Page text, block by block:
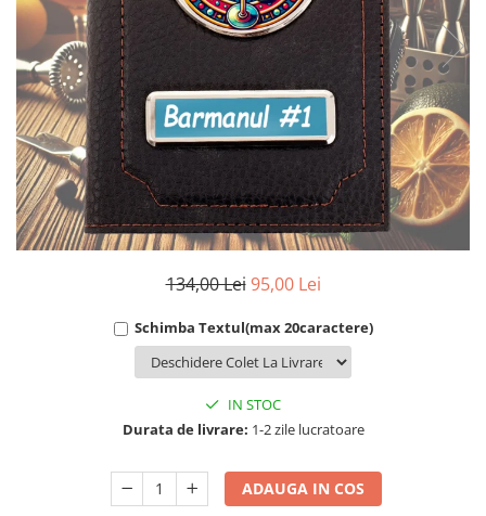
Cadouri Fiu/Fiică
Cadouri Bunici
Cadouri Cumnați
Cadouri Pisici/Câini
Cadouri Meserii&Hobby
Cadouri Apicultori
Cadouri Avocati/Juristi
Cadouri Farmacisti
Cadouri Motociclisti
Cadouri Pescar
Cadouri Politisti
134,00 Lei 95,00 Lei
Schimba Textul(max 20caractere)
IN STOC
Durata de livrare: 1-2 zile lucratoare
ADAUGA IN COS